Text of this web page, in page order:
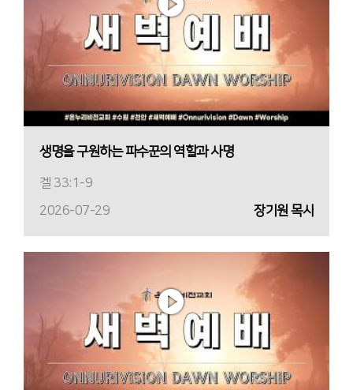
생명을 구원하는 파수꾼의 역할과 사명
겔 33:1-9
2026-07-29
장기원 목사